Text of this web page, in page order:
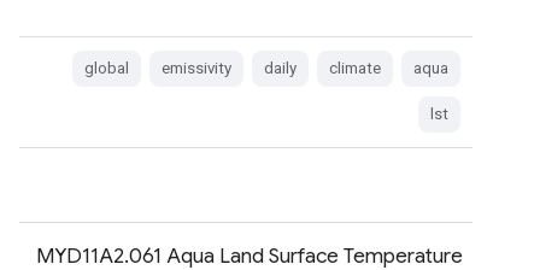
aqua
climate
daily
emissivity
global
lst
MYD11A2.061 Aqua Land Surface Temperature